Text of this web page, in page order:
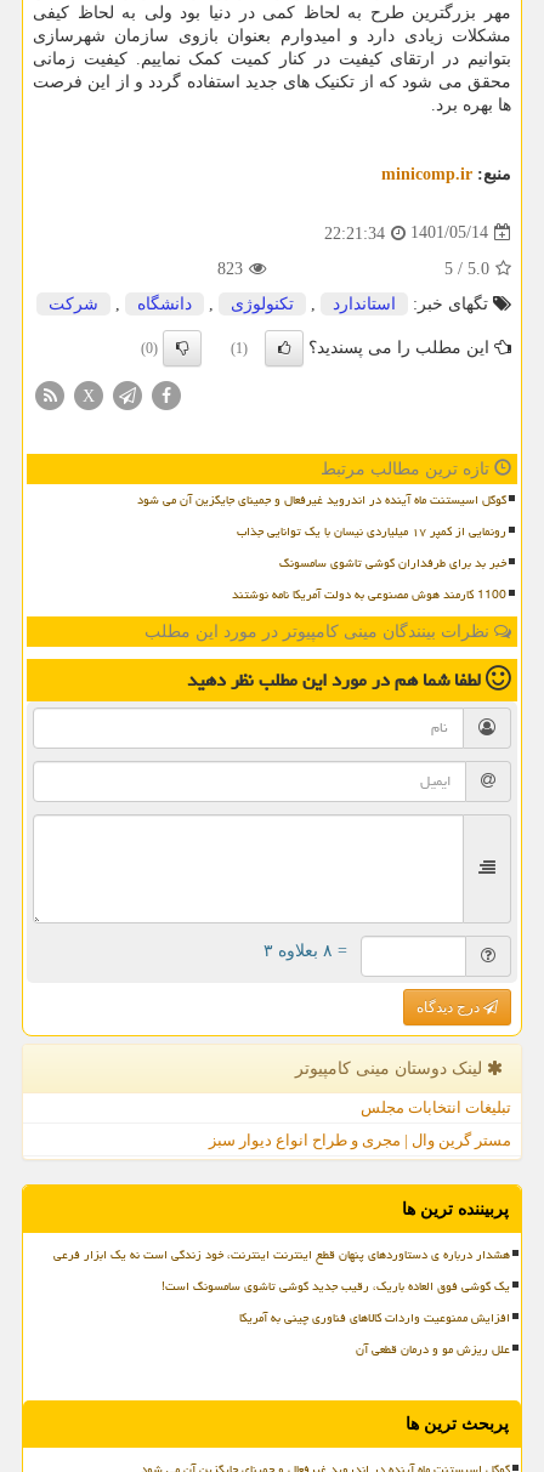
مهر بزرگترین طرح به لحاظ کمی در دنیا بود ولی به لحاظ کیفی
مشکلات زیادی دارد و امیدوارم بعنوان بازوی سازمان شهرسازی
بتوانیم در ارتقای کیفیت در کنار کمیت کمک نماییم. کیفیت زمانی
محقق می شود که از تکنیک های جدید استفاده گردد و از این فرصت
ها بهره برد.
منبع: minicomp.ir
1401/05/14
22:21:34
5.0
/
5
823
تگهای خبر:
استاندارد تكنولوژی دانشگاه شركت
این مطلب را می پسندید؟ (1)
(0)
X
تازه ترین مطالب مرتبط
گوگل اسیستنت ماه آینده در اندروید غیرفعال و جمینای جایگزین آن می شود
رونمایی از کمپر ۱۷ میلیاردی نیسان با یک توانایی جذاب
خبر بد برای طرفداران گوشی تاشوی سامسونگ
1100 کارمند هوش مصنوعی به دولت آمریکا نامه نوشتند
نظرات بینندگان مینی کامپیوتر در مورد این مطلب
لطفا شما همدر مورد این مطلبنظر دهید
= ۸ بعلاوه ۳
درج دیدگاه
لینک دوستان مینی كامپیوتر
تبلیغات انتخابات مجلس
مستر گرین وال | مجری و طراح انواع دیوار سبز
پربیننده ترین ها
هشدار درباره ی دستاوردهای پنهان قطع اینترنت اینترنت، خود زندگی است نه یک ابزار فرعی
یک گوشی فوق العاده باریک، رقیب جدید گوشی تاشوی سامسونگ است!
افزایش ممنوعیت واردات کالاهای فناوری چینی به آمریکا
علل ریزش مو و درمان قطعی آن
پربحث ترین ها